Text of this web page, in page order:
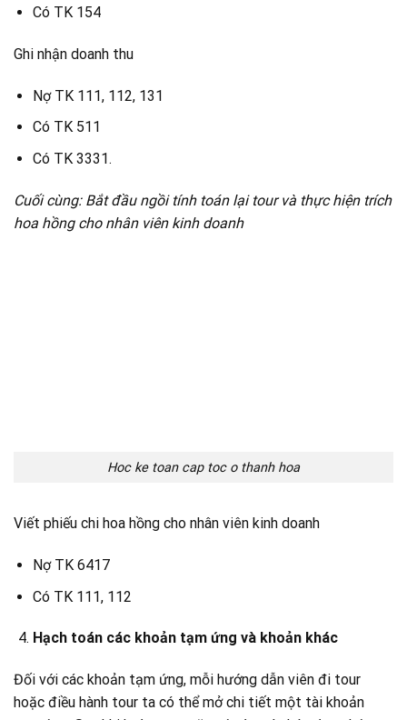
Có TK 154
Ghi nhận doanh thu
Nợ TK 111, 112, 131
Có TK 511
Có TK 3331.
Cuối cùng: Bắt đầu ngồi tính toán lại tour và thực hiện trích
hoa hồng cho nhân viên kinh doanh
Hoc ke toan cap toc o thanh hoa
Viết phiếu chi hoa hồng cho nhân viên kinh doanh
Nợ TK 6417
Có TK 111, 112
Hạch toán các khoản tạm ứng và khoản khác
Đối với các khoản tạm ứng, mỗi hướng dẫn viên đi tour
hoặc điều hành tour ta có thể mở chi tiết một tài khoản